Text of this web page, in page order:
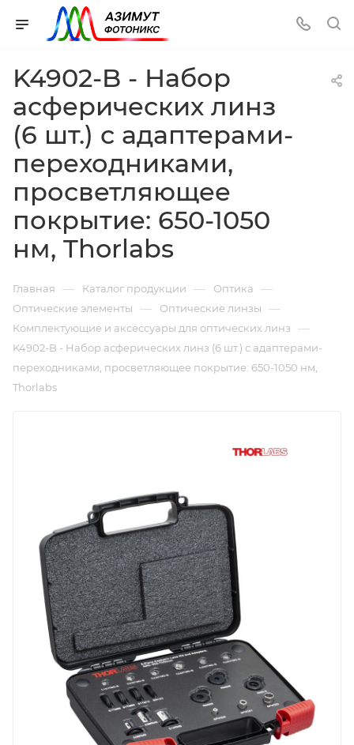
K4902-B - Набор
асферических линз
(6 шт.) с адаптерами-
переходниками,
просветляющее
покрытие: 650-1050
нм, Thorlabs
Главная — Каталог продукции — Оптика —
Оптические элементы — Оптические линзы —
Комплектующие и аксессуары для оптических линз —
K4902-B - Набор асферических линз (6 шт.) с адаптерами-
переходниками, просветляющее покрытие: 650-1050 нм,
Thorlabs